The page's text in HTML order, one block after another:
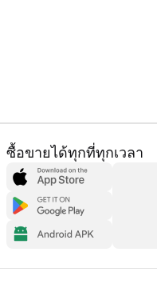
ซื้อขายได้ทุกที่ทุกเวลา